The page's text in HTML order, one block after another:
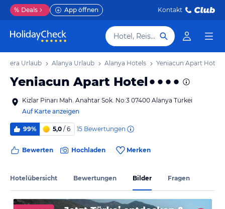
% Deals App öffnen Kontakt
Hotel, Reiseziel
Urlaub Alanya Urlaub Alanya Hotels Yeniacun Apart Hotel
Yeniacun Apart Hotel
Kizlar Pinarı Mah. Anahtar Sok. No:3 07400 Alanya Türkei
Auf Karte anzeigen
99% 5,0 / 6 15 Bewertungen
Bewerten Hochladen Merken
Hotelübersicht Bewertungen Bilder Fragen